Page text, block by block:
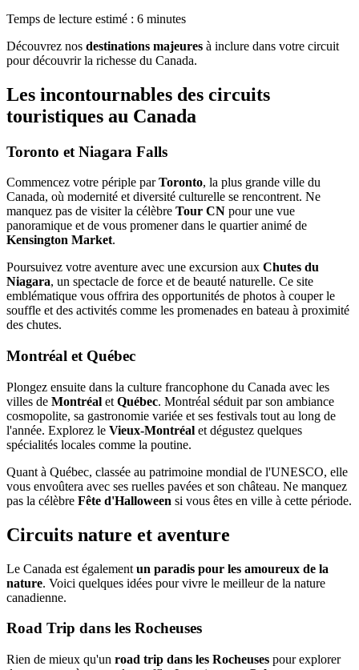
Temps de lecture estimé : 6 minutes
Découvrez nos destinations majeures à inclure dans votre circuit
pour découvrir la richesse du Canada.
Les incontournables des circuits
touristiques au Canada
Toronto et Niagara Falls
Commencez votre périple parToronto, la plus grande ville du
Canada, où modernité et diversité culturelle se rencontrent. Ne
manquez pas de visiter la célèbre Tour CN pour une vue
panoramique et de vous promener dans le quartier animé de
Kensington Market.
Poursuivez votre aventure avec une excursion aux Chutes du
Niagara, un spectacle de force et de beauté naturelle. Ce site
emblématique vous offrira des opportunités de photos à couper le
souffle et des activités comme les promenades en bateau à proximité
des chutes.
Montréal et Québec
Plongez ensuite dans la culture francophone du Canada avec les
villes de Montréal et Québec. Montréal séduit par son ambiance
cosmopolite, sa gastronomie variée et ses festivals tout au long de
l'année. Explorez le Vieux-Montréal et dégustez quelques
spécialités locales comme la poutine.
Quant à Québec, classée au patrimoine mondial de l'UNESCO, elle
vous envoûtera avec ses ruelles pavées et son château. Ne manquez
pas la célèbre Fête d'Halloween si vous êtes en ville à cette période.
Circuits nature et aventure
Le Canada est également un paradis pour les amoureux de la
nature. Voici quelques idées pour vivre le meilleur de la nature
canadienne.
Road Trip dans les Rocheuses
Rien de mieux qu'un road trip dans les Rocheuses pour explorer